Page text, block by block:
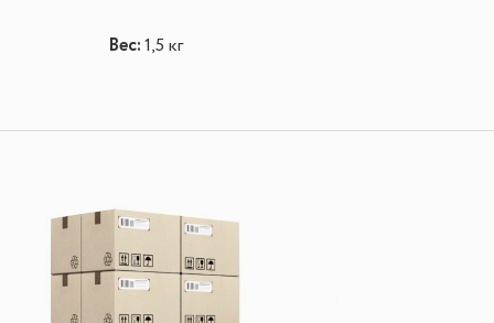
Вес: 1,5 кг